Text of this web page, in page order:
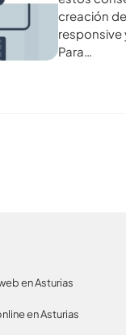
creación
responsive
Para…
en Asturias
en Asturias